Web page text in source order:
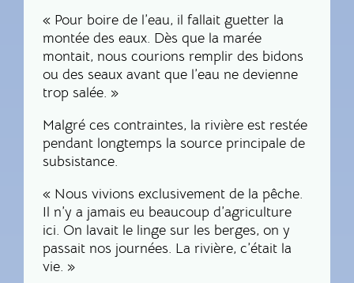
« Pour boire de l’eau, il fallait guetter la
montée des eaux. Dès que la marée
montait, nous courions remplir des bidons
ou des seaux avant que l’eau ne devienne
trop salée. »
Malgré ces contraintes, la rivière est restée
pendant longtemps la source principale de
subsistance.
« Nous vivions exclusivement de la pêche.
Il n’y a jamais eu beaucoup d’agriculture
ici. On lavait le linge sur les berges, on y
passait nos journées. La rivière, c’était la
vie. »